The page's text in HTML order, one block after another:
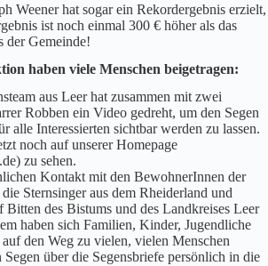
Weener hat sogar ein Rekordergebnis erzielt,
ist noch einmal 300 € höher als das
der Gemeinde!
haben viele Menschen beigetragen:
aus Leer hat zusammen mit zwei
Robben ein Video gedreht, um den Segen
alle Interessierten sichtbar werden zu lassen.
noch auf unserer Homepage
zu sehen.
Kontakt mit den BewohnerInnen der
Sternsinger aus dem Rheiderland und
Bitten des Bistums und des Landkreises Leer
haben sich Familien, Kinder, Jugendliche
den Weg zu vielen, vielen Menschen
Segen über die Segensbriefe persönlich in die